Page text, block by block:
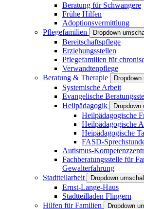
Beratung für Schwangere
Frühe Hilfen
Adoptionsvermittlung
Pflegefamilien
Dropdown
Bereitschaftspflege
Erziehungsstellen
Pflegefamilien für
Verwandtenpflege
Beratung & Therapie
Systemische Arbeit
Evangelische
Heilpädagogik
Heilpädagogische
Heilpädagogische
Heipädagogische
FASD-
Autismus-
Fachberatungsstelle für
Gewalterfahrung
Stadtteilarbeit
Dropdown
Ernst-Lange-Haus
Stadtteilladen Flingern
Hilfen für Familien
Dropdown